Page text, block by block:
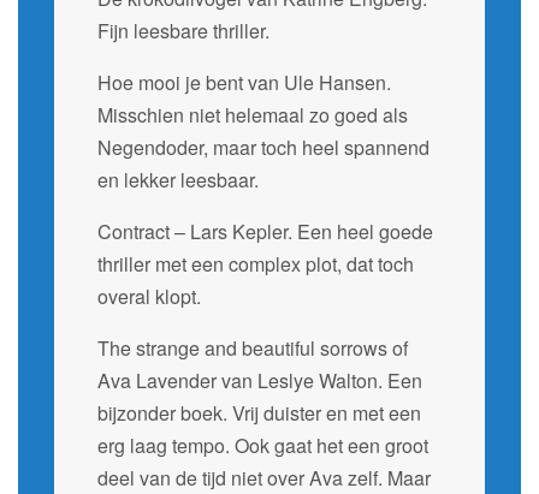
Fijn leesbare thriller.
Hoe mooi je bent van Ule Hansen.
Misschien niet helemaal zo goed als
Negendoder, maar toch heel spannend
en lekker leesbaar.
Contract – Lars Kepler. Een heel goede
thriller met een complex plot, dat toch
overal klopt.
The strange and beautiful sorrows of
Ava Lavender van Leslye Walton. Een
bijzonder boek. Vrij duister en met een
erg laag tempo. Ook gaat het een groot
deel van de tijd niet over Ava zelf. Maar